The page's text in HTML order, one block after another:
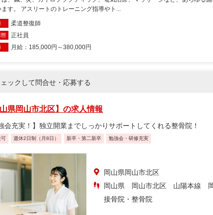
ます。 アスリートのトレーニング指導やト...
柔道整復師
態 正社員
月給：185,000円～380,000円
ックして問合せ・応募する
山県岡山市北区】の求人情報
会充実！】独立開業までしっかりサポートしてくれる整骨院！
可 週休2日制（月8日） 新卒・第二新卒 勉強会・研修充実
岡山県岡山市北区
岡山県 岡山市北区 山陽本線
接骨院・整骨院